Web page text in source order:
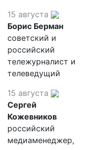
15 августа
Борис Берман
советский и
российский
тележурналист и
телеведущий
15 августа
Сергей
Кожевников
российский
медиаменеджер,